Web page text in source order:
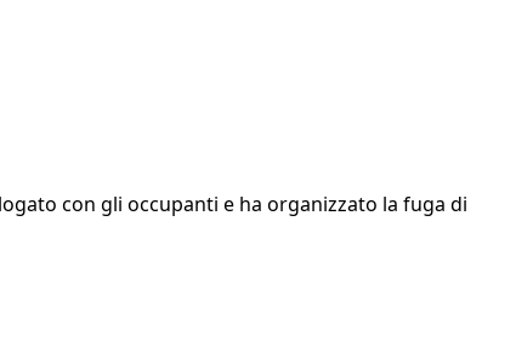
con gli occupanti e ha organizzato la fuga di